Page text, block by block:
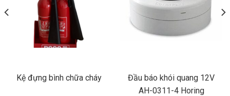
Kệ đựng bình chữa cháy
Đầu báo khói quang 12V
AH-0311-4 Horing